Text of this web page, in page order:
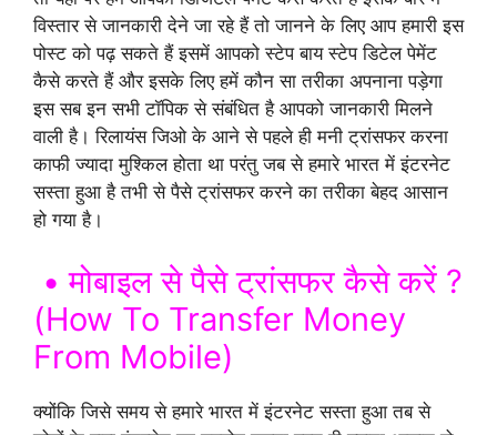
विस्तार से जानकारी देने जा रहे हैं तो जानने के लिए आप हमारी इस
पोस्ट को पढ़ सकते हैं इसमें आपको स्टेप बाय स्टेप डिटेल पेमेंट
कैसे करते हैं और इसके लिए हमें कौन सा तरीका अपनाना पड़ेगा
इस सब इन सभी टॉपिक से संबंधित है आपको जानकारी मिलने
वाली है। रिलायंस जिओ के आने से पहले ही मनी ट्रांसफर करना
काफी ज्यादा मुश्किल होता था परंतु जब से हमारे भारत में इंटरनेट
सस्ता हुआ है तभी से पैसे ट्रांसफर करने का तरीका बेहद आसान
हो गया है।
• मोबाइल से पैसे ट्रांसफर कैसे करें ?
(How To Transfer Money
From Mobile)
क्योंकि जिसे समय से हमारे भारत में इंटरनेट सस्ता हुआ तब से